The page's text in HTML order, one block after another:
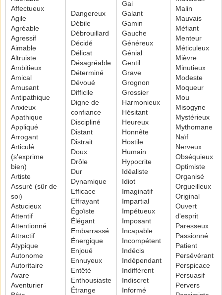
Affectueux
Agile
Agréable
Agressif
Aimable
Altruiste
Ambitieux
Amical
Amusant
Antipathique
Anxieux
Apathique
Appliqué
Arrogant
Articulé
(s'exprime
bien)
Artiste
Assuré (sûr de
soi)
Astucieux
Attentif
Attentionné
Attractif
Atypique
Autonome
Autoritaire
Avare
Aventurier
Dangereux
Débile
Débrouillard
Décidé
Délicat
Désagréable
Déterminé
Dévoué
Difficile
Digne de
confiance
Discipliné
Distant
Distrait
Doux
Drôle
Dur
Dynamique
Efficace
Effrayant
Égoïste
Élégant
Embarrassé
Énergique
Enjoué
Ennuyeux
Entêté
Enthousiaste
Étrange
Gai
Galant
Gamin
Gauche
Généreux
Génial
Gentil
Grave
Grognon
Grossier
Harmonieux
Hésitant
Heureux
Honnête
Hostile
Humain
Hypocrite
Idéaliste
Idiot
Imaginatif
Impartial
Impétueux
Imposant
Incapable
Incompétent
Indécis
Indépendant
Indifférent
Indiscret
Informé
Malin
Mauvais
Méfiant
Menteur
Méticuleux
Mièvre
Minutieux
Modeste
Moqueur
Mou
Misogyne
Mystérieux
Mythomane
Naïf
Nerveux
Obséquieux
Optimiste
Organisé
Orgueilleux
Original
Ouvert
d'esprit
Paresseux
Passionné
Patient
Persévérant
Perspicace
Persuasif
Pervers